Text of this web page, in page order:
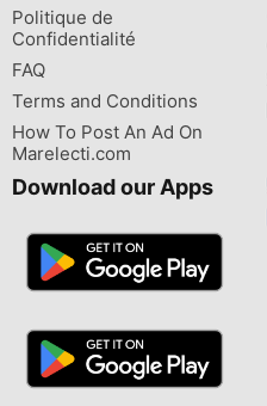
Politique de
Confidentialité
FAQ
Terms and Conditions
How To Post An Ad On
Marelecti.com
Download our Apps